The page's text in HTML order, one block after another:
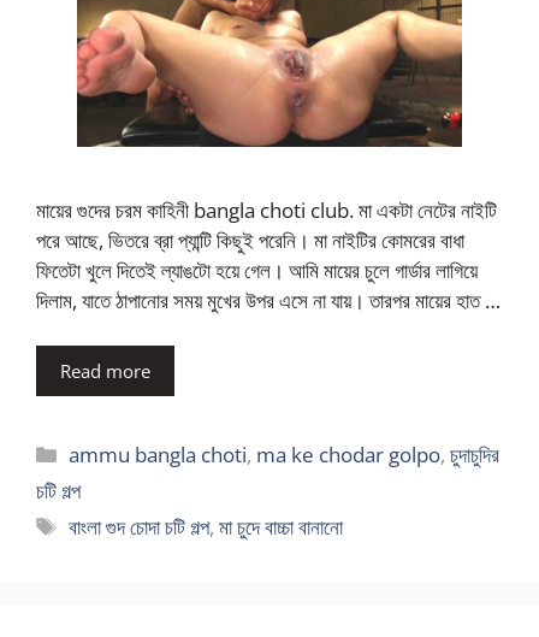
মায়ের গুদের চরম কাহিনী bangla choti club. মা একটা নেটের নাইটি
পরে আছে, ভিতরে ব্রা প্যান্টি কিছুই পরেনি। মা নাইটির কোমরের বাধা
ফিতেটা খুলে দিতেই ল্যাঙটো হয়ে গেল। আমি মায়ের চুলে গার্ডার লাগিয়ে
দিলাম, যাতে ঠাপানোর সময় মুখের উপর এসে না যায়। তারপর মায়ের হাত …
Read more
Categories
ammu bangla choti, ma ke chodar golpo,চুদাচুদির
চটি গল্প
Tags
বাংলা গুদ চোদা চটি গল্প,মা চুদে বাচ্চা বানানো